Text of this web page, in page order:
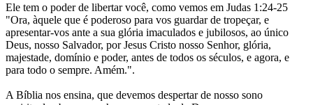
Ele tem o poder de libertar você, como vemos em Judas 1:24-25
"Ora, àquele que é poderoso para vos guardar de tropeçar, e
apresentar-vos ante a sua glória imaculados e jubilosos, ao único
Deus, nosso Salvador, por Jesus Cristo nosso Senhor, glória,
majestade, domínio e poder, antes de todos os séculos, e agora, e
para todo o sempre. Amém.".
A Bíblia nos ensina, que devemos despertar de nosso sono